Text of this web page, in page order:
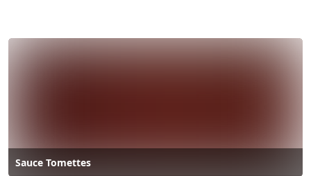
Sauce Tomettes